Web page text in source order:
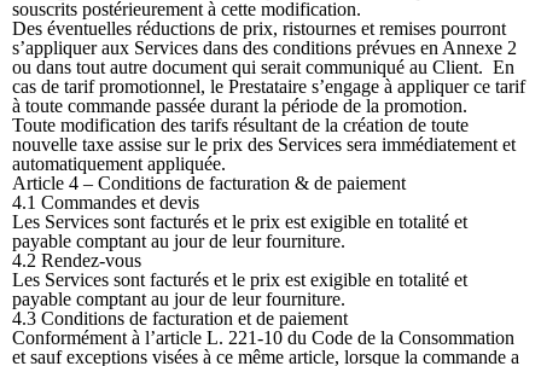
souscrits postérieurement à cette modification.
Des éventuelles réductions de prix, ristournes et remises pourront
s’appliquer aux Services dans des conditions prévues en Annexe 2
ou dans tout autre document qui serait communiqué au Client. En
cas de tarif promotionnel, le Prestataire s’engage à appliquer ce tarif
à toute commande passée durant la période de la promotion.
Toute modification des tarifs résultant de la création de toute
nouvelle taxe assise sur le prix des Services sera immédiatement et
automatiquement appliquée.
Article 4 – Conditions de facturation & de paiement
4.1 Commandes et devis
Les Services sont facturés et le prix est exigible en totalité et
payable comptant au jour de leur fourniture.
4.2 Rendez-vous
Les Services sont facturés et le prix est exigible en totalité et
payable comptant au jour de leur fourniture.
4.3 Conditions de facturation et de paiement
Conformément à l’article L. 221-10 du Code de la Consommation
et sauf exceptions visées à ce même article, lorsque la commande a